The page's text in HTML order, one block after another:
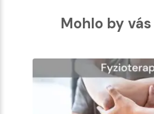
Mohlo by